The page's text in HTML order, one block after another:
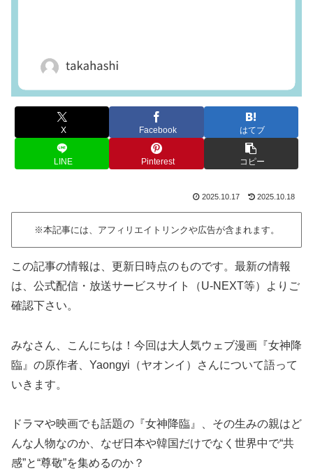
X Facebook はてブ
LINE Pinterest コピー
2025.10.17 2025.10.18
※本記事には、アフィリエイトリンクや広告が含まれます。
この記事の情報は、更新日時点のものです。最新の情報
は、公式配信・放送サービスサイト（U-NEXT等）よりご
確認下さい。
みなさん、こんにちは！今回は大人気ウェブ漫画『女神降
臨』の原作者、Yaongyi（ヤオンイ）さんについて語って
いきます。
ドラマや映画でも話題の『女神降臨』、その生みの親はど
んな人物なのか、なぜ日本や韓国だけでなく世界中で“共
感”と“尊敬”を集めるのか？